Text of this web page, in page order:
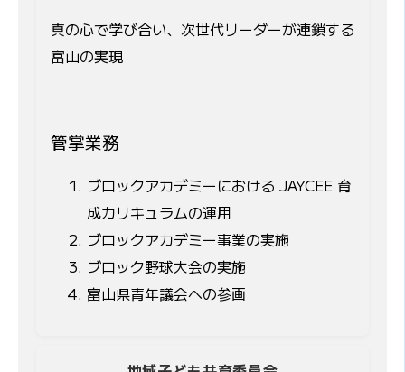
真の心で学び合い、次世代リーダーが連鎖する
富山の実現
管掌業務
ブロックアカデミーにおける JAYCEE 育
成カリキュラムの運用
ブロックアカデミー事業の実施
ブロック野球大会の実施
富山県青年議会への参画